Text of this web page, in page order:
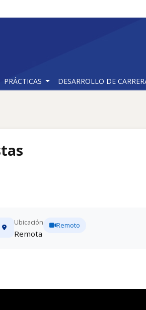
PRÁCTICAS DESARROLLO DE
Ubicación
Remota
Remoto